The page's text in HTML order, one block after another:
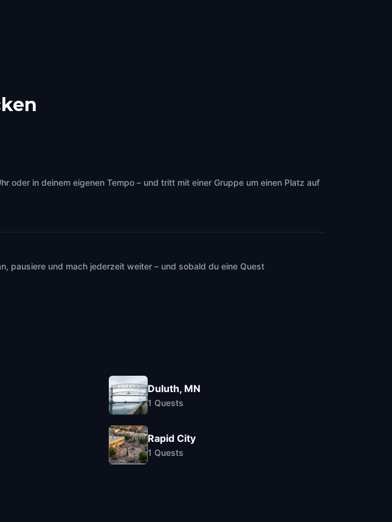
oder in deinem eigenen Tempo – und tritt mit einer Gruppe um einen Platz auf
pausiere und mach jederzeit weiter – und sobald du eine Quest
Duluth, MN
1 Quests
Rapid City
1 Quests